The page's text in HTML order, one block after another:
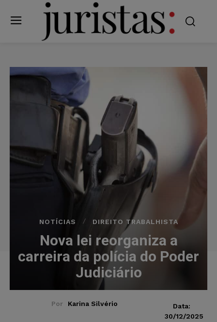
NOTÍCIAS DIREITO TRABALHISTA
Nova lei reorganiza a
carreira da polícia do Poder
Judiciário
Por Karina Silvério
Data:
30/12/2025